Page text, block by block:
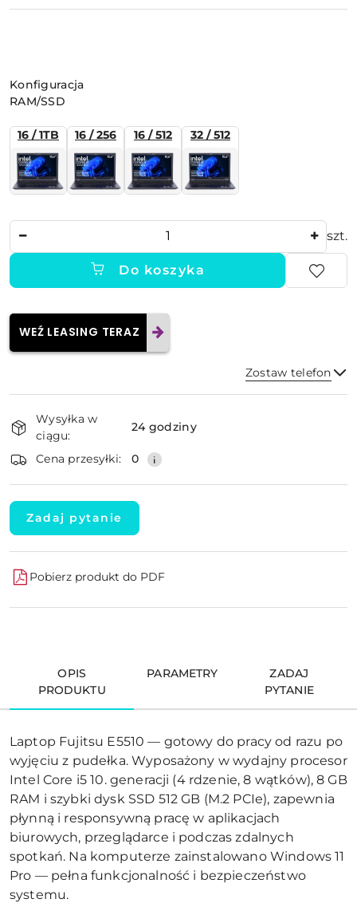
Wariant
Konfiguracja
RAM/SSD
16 / 1TB 16 / 256 16 / 512 32 / 512
szt.
Do koszyka
WEŹ LEASING TERAZ
Zostaw telefon
Dostępność
i
dostawa
Wysyłka w
ciągu:
24 godziny
Cena przesyłki: 0
Zadaj pytanie
Pobierz produkt do PDF
OPIS
PRODUKTU
PARAMETRY
ZADAJ
PYTANIE
Laptop Fujitsu E5510 — gotowy do pracy od razu po
wyjęciu z pudełka. Wyposażony w wydajny procesor
Intel Core i5 10. generacji (4 rdzenie, 8 wątków), 8 GB
RAM i szybki dysk SSD 512 GB (M.2 PCIe), zapewnia
płynną i responsywną pracę w aplikacjach
biurowych, przeglądarce i podczas zdalnych
spotkań. Na komputerze zainstalowano Windows 11
Pro — pełna funkcjonalność i bezpieczeństwo
systemu.